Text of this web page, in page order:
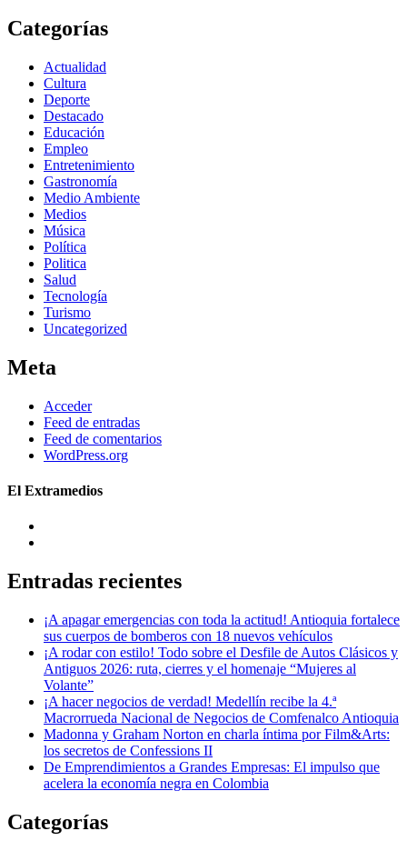
Categorías
Actualidad
Cultura
Deporte
Destacado
Educación
Empleo
Entretenimiento
Gastronomía
Medio Ambiente
Medios
Música
Política
Politica
Salud
Tecnología
Turismo
Uncategorized
Meta
Acceder
Feed de entradas
Feed de comentarios
WordPress.org
El Extramedios
Entradas recientes
¡A apagar emergencias con toda la actitud! Antioquia fortalece
sus cuerpos de bomberos con 18 nuevos vehículos
¡A rodar con estilo! Todo sobre el Desfile de Autos Clásicos y
Antiguos 2026: ruta, cierres y el homenaje “Mujeres al
Volante”
¡A hacer negocios de verdad! Medellín recibe la 4.ª
Macrorrueda Nacional de Negocios de Comfenalco Antioquia
Madonna y Graham Norton en charla íntima por Film&Arts:
los secretos de Confessions II
De Emprendimientos a Grandes Empresas: El impulso que
acelera la economía negra en Colombia
Categorías